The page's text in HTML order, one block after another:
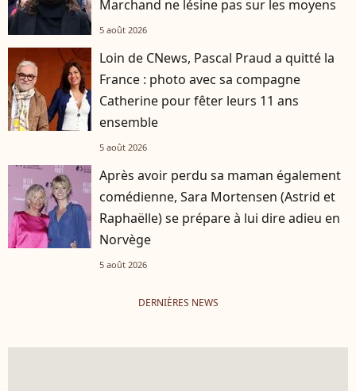
Marchand ne lésine pas sur les moyens
5 août 2026
Loin de CNews, Pascal Praud a quitté la
France : photo avec sa compagne
Catherine pour fêter leurs 11 ans
ensemble
5 août 2026
Après avoir perdu sa maman également
comédienne, Sara Mortensen (Astrid et
Raphaëlle) se prépare à lui dire adieu en
Norvège
5 août 2026
DERNIÈRES NEWS